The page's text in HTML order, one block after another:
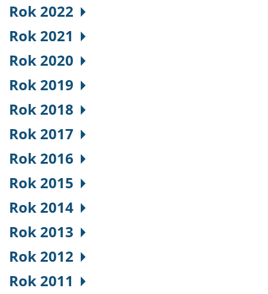
Rok 2022
Rok 2021
Rok 2020
Rok 2019
Rok 2018
Rok 2017
Rok 2016
Rok 2015
Rok 2014
Rok 2013
Rok 2012
Rok 2011